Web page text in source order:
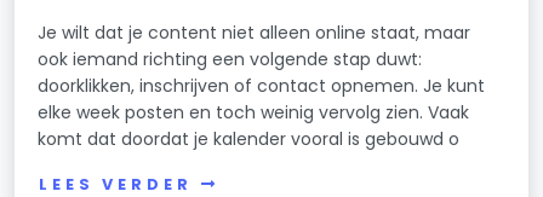
Je wilt dat je content niet alleen online staat, maar
ook iemand richting een volgende stap duwt:
doorklikken, inschrijven of contact opnemen. Je kunt
elke week posten en toch weinig vervolg zien. Vaak
komt dat doordat je kalender vooral is gebouwd o
LEES VERDER